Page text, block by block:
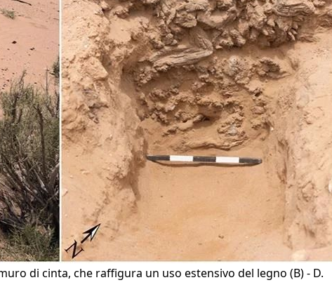
di cinta, che raffigura un uso estensivo del legno (B) - D.